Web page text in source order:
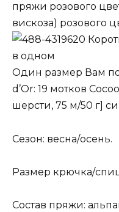
пряжи розового
вискоза) розового
в одном
Один размер Вам
d’Or: 19 мотков
шерсти, 75 м/50 г]
Сезон: весна/осень.
Размер крючка/
Состав пряжи: